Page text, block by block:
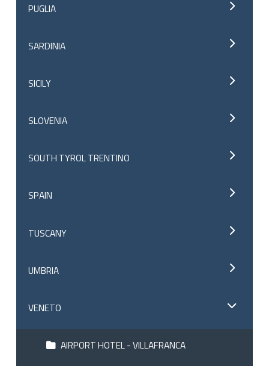
PUGLIA
SARDINIA
SICILY
SLOVENIA
SOUTH TYROL TRENTINO
SPAIN
TUSCANY
UMBRIA
VENETO
AIRPORT HOTEL - VILLAFRANCA